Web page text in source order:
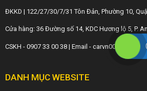
ĐKKD | 122/27/30/7/31 Tôn Đản, Phường 10,
Cửa hàng: 36 Đường số 14, KDC Hương lộ 5, P.
CSKH - 0907 33 00 38 | Email -
DANH MỤC WEBSITE